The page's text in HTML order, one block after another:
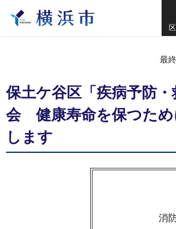
最
保土ケ谷区「疾病予防
会 健康寿命を保つため
します
消